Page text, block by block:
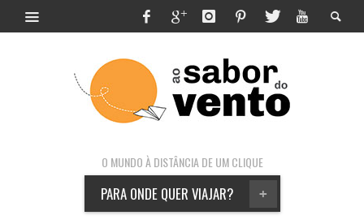
O MUNDO À DISTÂNCIA DE UM CLIQUE
+
PARA ONDE QUER VIAJAR?